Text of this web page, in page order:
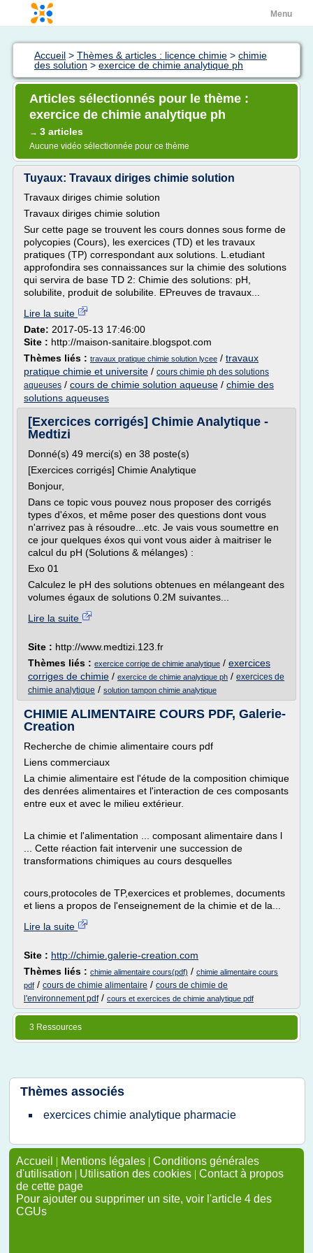
Menu
Accueil > Thèmes & articles : licence chimie > chimie
des solution > exercice de chimie analytique ph
Articles sélectionnés pour le thème :
exercice de chimie analytique ph
→ 3 articles
Aucune vidéo sélectionnée pour ce thème
Tuyaux: Travaux diriges chimie solution
Travaux diriges chimie solution
Travaux diriges chimie solution
Sur cette page se trouvent les cours donnes sous forme de
polycopies (Cours), les exercices (TD) et les travaux
pratiques (TP) correspondant aux solutions. L.etudiant
approfondira ses connaissances sur la chimie des solutions
qui servira de base TD 2: Chimie des solutions: pH,
solubilite, produit de solubilite. EPreuves de travaux...
Lire la suite
Date: 2017-05-13 17:46:00
Site : http://maison-sanitaire.blogspot.com
Thèmes liés : travaux pratique chimie solution lycee / travaux
pratique chimie et universite / cours chimie ph des solutions
aqueuses / cours de chimie solution aqueuse / chimie des
solutions aqueuses
[Exercices corrigés] Chimie Analytique -
Medtizi
Donné(s) 49 merci(s) en 38 poste(s)
[Exercices corrigés] Chimie Analytique
Bonjour,
Dans ce topic vous pouvez nous proposer des corrigés
types d'éxos, et même poser des questions dont vous
n'arrivez pas à résoudre...etc. Je vais vous soumettre en
ce jour quelques éxos qui vont vous aider à maitriser le
calcul du pH (Solutions & mélanges) :
Exo 01
Calculez le pH des solutions obtenues en mélangeant des
volumes égaux de solutions 0.2M suivantes...
Lire la suite
Site : http://www.medtizi.123.fr
Thèmes liés : exercice corrige de chimie analytique / exercices
corriges de chimie / exercice de chimie analytique ph / exercices de
chimie analytique / solution tampon chimie analytique
CHIMIE ALIMENTAIRE COURS PDF, Galerie-
Creation
Recherche de chimie alimentaire cours pdf
Liens commerciaux
La chimie alimentaire est l'étude de la composition chimique
des denrées alimentaires et l'interaction de ces composants
entre eux et avec le milieu extérieur.
La chimie et l'alimentation ... composant alimentaire dans l
... Cette réaction fait intervenir une succession de
transformations chimiques au cours desquelles
cours,protocoles de TP,exercices et problemes, documents
et liens a propos de l'enseignement de la chimie et de la...
Lire la suite
Site : http://chimie.galerie-creation.com
Thèmes liés : chimie alimentaire cours(pdf) / chimie alimentaire cours
pdf / cours de chimie alimentaire / cours de chimie de
l'environnement pdf/ cours et exercices de chimie analytique pdf
3 Ressources
Thèmes associés
exercices chimie analytique pharmacie
Accueil | Mentions légales | Conditions générales
d'utilisation | Utilisation des cookies | Contact à propos
de cette page
Pour ajouter ou supprimer un site, voir l'article 4 des
CGUs